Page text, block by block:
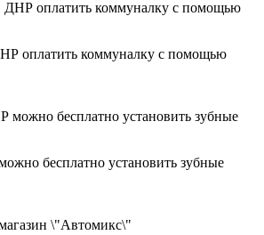
оплатить коммуналку с помощью
бесплатно установить зубные